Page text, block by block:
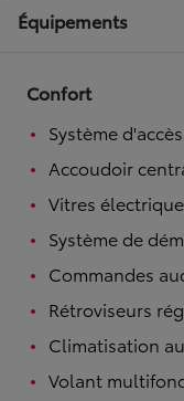
Équipements
Confort
Système
Accoudoir
Vitres
Système de
Commandes
Rétroviseurs
Climatisation
Volant